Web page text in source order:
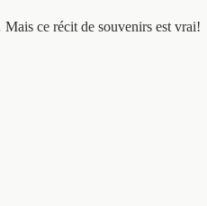
ce récit de souvenirs est vrai!